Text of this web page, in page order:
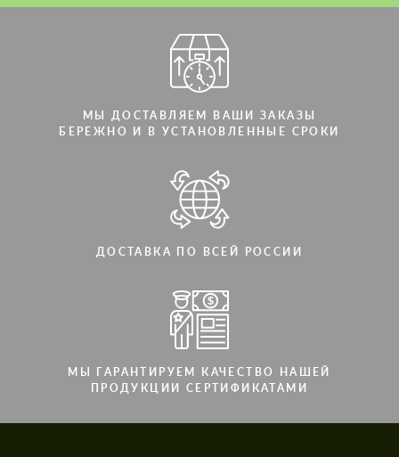
МЫ ДОСТАВЛЯЕМ ВАШИ ЗАКАЗЫ
БЕРЕЖНО И В УСТАНОВЛЕННЫЕ СРОКИ
ДОСТАВКА ПО ВСЕЙ РОССИИ
МЫ ГАРАНТИРУЕМ КАЧЕСТВО НАШЕЙ
ПРОДУКЦИИ СЕРТИФИКАТАМИ